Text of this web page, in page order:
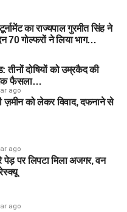
का राज्यपाल गुरमीत सिंह ने
70 गोल्फरों ने लिया भाग…
तीनों दोषियों को उम्रकैद की
फैसला…
ago
ज़मीन को लेकर विवाद, दफनाने से
ago
पेड़ पर लिपटा मिला अजगर, वन
ago